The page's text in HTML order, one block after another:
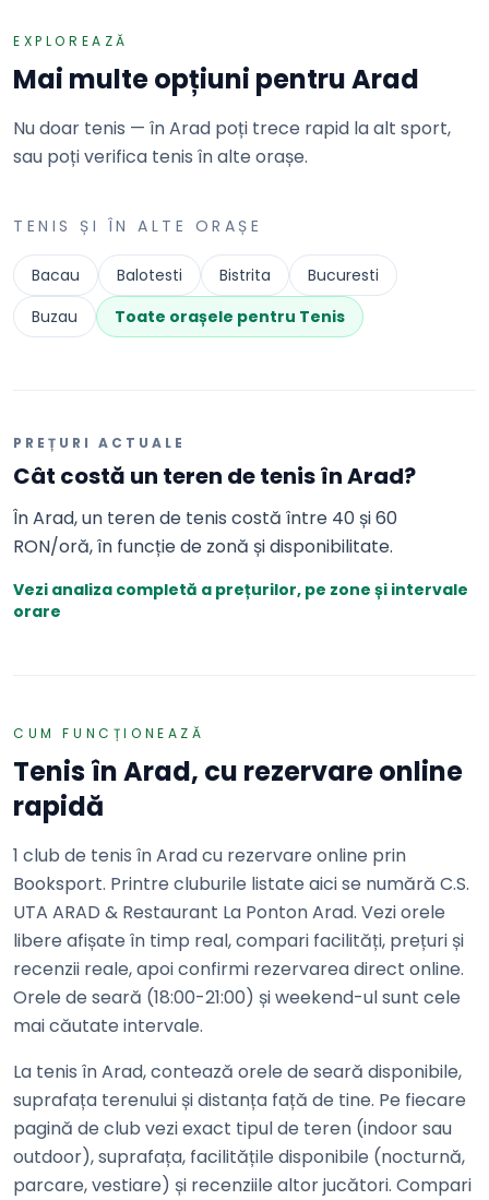
EXPLOREAZĂ
Mai multe opțiuni pentruArad
Nu doar tenis — în Arad poți trece rapid la alt sport,
sau poți verifica tenis în alte orașe.
TENIS ȘI ÎN ALTE ORAȘE
Bacau Balotesti Bistrita
Bucuresti
Buzau
Toate orașele pentru Tenis
PREȚURI ACTUALE
Cât costă un teren de tenisînArad?
În Arad, un teren de tenis costă între 40 și 60
RON/oră, în funcție de zonă și disponibilitate.
Vezi analiza completă a prețurilor, pe zone și intervale
orare
CUM FUNCȚIONEAZĂ
TenisînArad, cu rezervare online
rapidă
1 club de tenis în Arad cu rezervare online prin
Booksport. Printre cluburile listate aici se numără C.S.
UTA ARAD & Restaurant La Ponton Arad. Vezi orele
libere afișate în timp real, compari facilități, prețuri și
recenzii reale, apoi confirmi rezervarea direct online.
Orele de seară (18:00-21:00) și weekend-ul sunt cele
mai căutate intervale.
La tenis în Arad, contează orele de seară disponibile,
suprafața terenului și distanța față de tine. Pe fiecare
pagină de club vezi exact tipul de teren (indoor sau
outdoor), suprafața, facilitățile disponibile (nocturnă,
parcare, vestiare) și recenziile altor jucători. Compari